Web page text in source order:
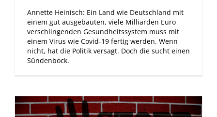
Annette Heinisch: Ein Land wie Deutschland mit
einem gut ausgebauten, viele Milliarden Euro
verschlingenden Gesundheitssystem muss mit
einem Virus wie Covid-19 fertig werden. Wenn
nicht, hat die Politik versagt. Doch die sucht einen
Sündenbock.